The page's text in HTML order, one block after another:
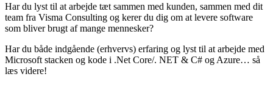
Har du lyst til at arbejde tæt sammen med kunden, sammen med dit
team fra Visma Consulting og kerer du dig om at levere software
som bliver brugt af mange mennesker?
Har du både indgående (erhvervs) erfaring og lyst til at arbejde med
Microsoft stacken og kode i .Net Core/. NET & C# og Azure… så
læs videre!